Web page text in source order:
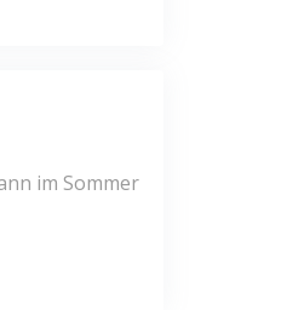
im Sommer